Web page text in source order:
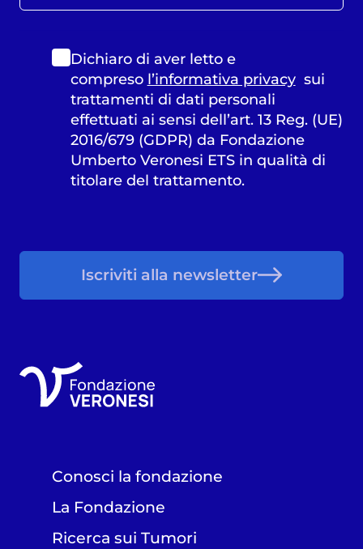
Dichiaro di aver letto e
compreso l’informativa privacysui
trattamenti di dati personali
effettuati ai sensi dell’art. 13 Reg. (UE)
2016/679 (GDPR) da Fondazione
Umberto Veronesi ETS in qualità di
titolare del trattamento.
Iscriviti alla newsletter
Conosci la fondazione
La Fondazione
Ricerca sui Tumori